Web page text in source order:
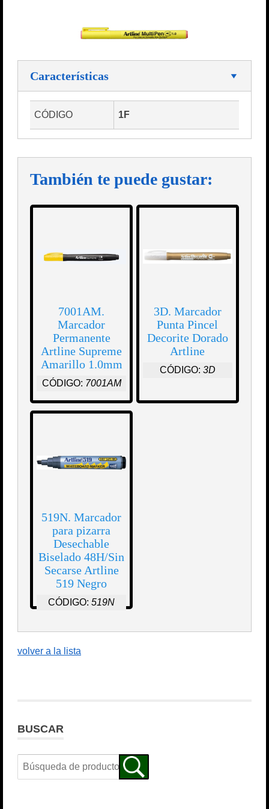
Características
CÓDIGO 1F
También te puede gustar:
7001AM.
Marcador
Permanente
Artline Supreme
Amarillo 1.0mm
CÓDIGO: 7001AM
3D. Marcador
Punta Pincel
Decorite Dorado
Artline
CÓDIGO: 3D
519N. Marcador
para pizarra
Desechable
Biselado 48H/Sin
Secarse Artline
519 Negro
CÓDIGO: 519N
volver a la lista
BUSCAR